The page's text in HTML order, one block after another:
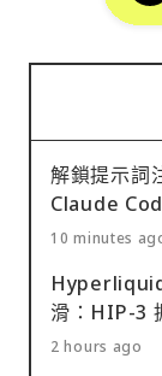
解鎖提示詞
Claude
10 minutes
滑：HIP-3
2 hours ago